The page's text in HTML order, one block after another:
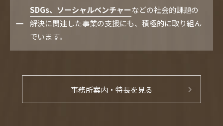
SDGs、ソーシャルベンチャーなどの社会的課題の
解決に関連した事業の支援にも、積極的に取り組ん
でいます。
事務所案内・特長を見る